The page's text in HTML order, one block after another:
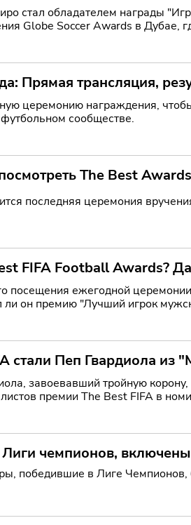
стал обладателем награды
Globe Soccer Awards в Дубае,
Прямая трансляция,
титул в Лондоне
церемонию награждения,
сообществе.
The Best
последняя церемония
FIFA Football Awards?
Месси защищает свой
посещения ежегодной
он премию "Лучший игрок
стали Пеп Гвардиола из
завоевавший тройную
премии The Best FIFA в
чемпионов, включены
победившие в Лиге Чемпионов,